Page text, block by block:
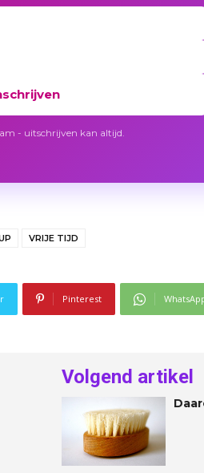
- uitschrijven kan altijd.
VRIJE TIJD
Pinterest
Volgend artikel